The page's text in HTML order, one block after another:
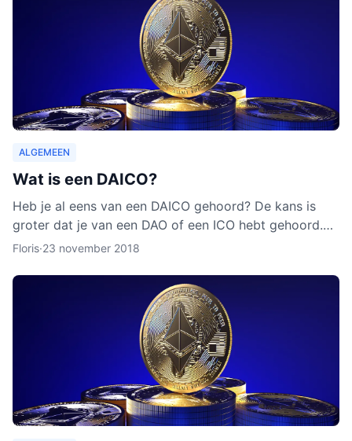
ALGEMEEN
Wat is een DAICO?
Heb je al eens van een DAICO gehoord? De kans is
groter dat je van een DAO of een ICO hebt gehoord.
Hoewel het concept van DAICO nog nooit is ingezet,
Floris·23 november 2018